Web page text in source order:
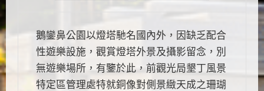
鵝鑾鼻公園以燈塔馳名國內外，因缺乏配合
性遊樂設施，觀賞燈塔外景及攝影留念，別
無遊樂場所，有鑒於此，前觀光局墾丁風景
特定區管理處特就銅像對側景緻天成之珊瑚